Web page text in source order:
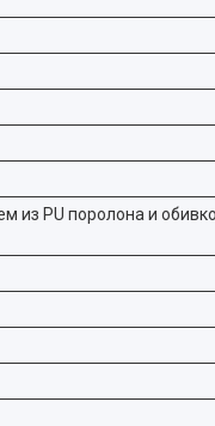
из PU поролона и